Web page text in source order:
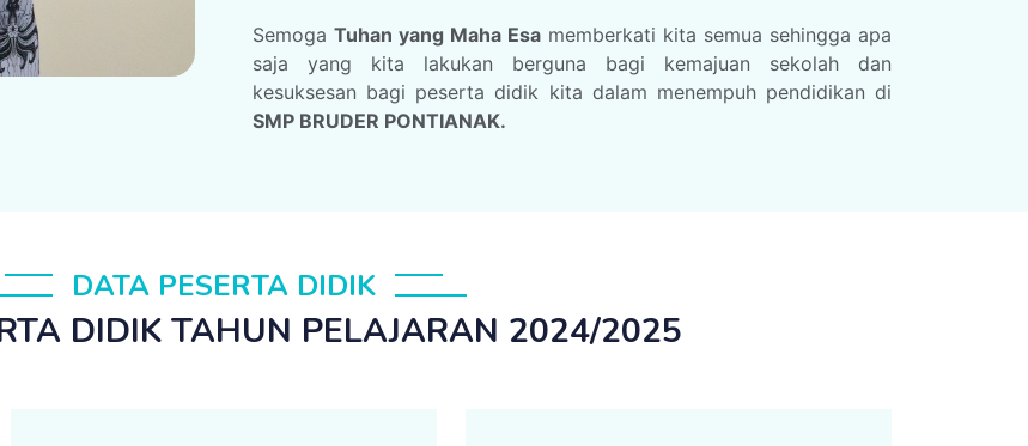
Semoga Tuhan yang Maha Esa memberkati kita semua sehingga apa
saja yang kita lakukan berguna bagi kemajuan sekolah dan
kesuksesan bagi peserta didik kita dalam menempuh pendidikan di
SMP BRUDER PONTIANAK.
DATA PESERTA DIDIK
DIDIK TAHUN PELAJARAN 2024/2025